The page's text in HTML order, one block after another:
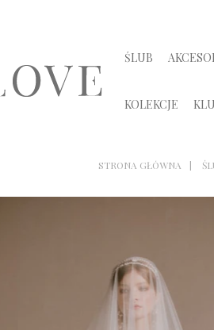
ŚLUB
KOLEKCJE
STRONA GŁÓWNA